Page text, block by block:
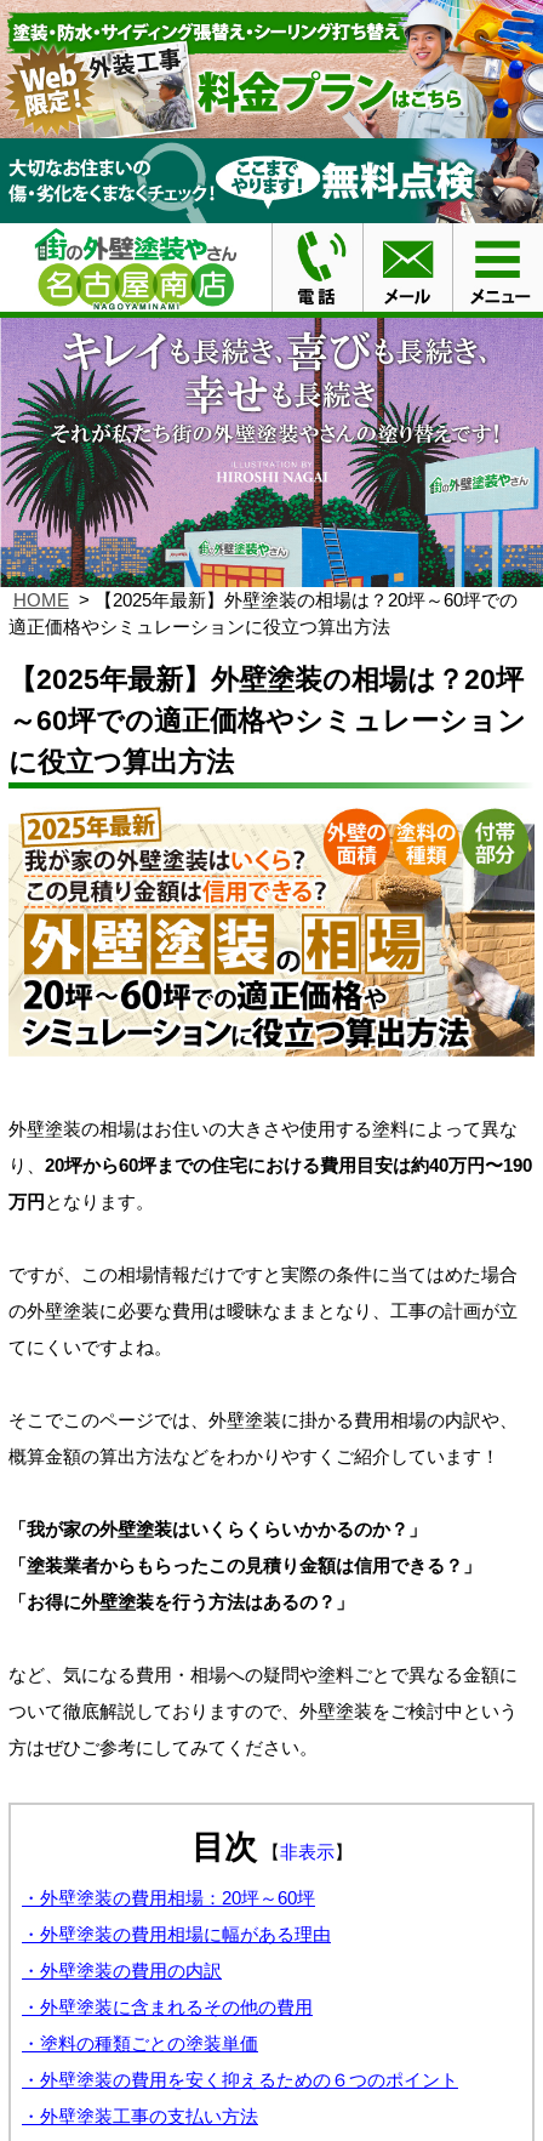
HOME
【2025年最新】外壁塗装の相場は？20坪～60坪での
適正価格やシミュレーションに役立つ算出方法
【2025年最新】外壁塗装の相場は？20坪
～60坪での適正価格やシミュレーション
に役立つ算出方法
外壁塗装の相場はお住いの大きさや使用する塗料によって異な
り、 20坪から60坪までの住宅における費用目安は約40万円〜190
万円 となります。
ですが、この相場情報だけですと実際の条件に当てはめた場合
の外壁塗装に必要な費用は曖昧なままとなり、工事の計画が立
てにくいですよね。
そこでこのページでは、外壁塗装に掛かる費用相場の内訳や、
概算金額の算出方法などをわかりやすくご紹介しています！
「我が家の外壁塗装はいくらくらいかかるのか？」
「塗装業者からもらったこの見積り金額は信用できる？」
「お得に外壁塗装を行う方法はあるの？」
など、気になる費用・相場への疑問や塗料ごとで異なる金額に
ついて徹底解説しておりますので、外壁塗装をご検討中という
方はぜひご参考にしてみてください。
目次 【非表示】
・外壁塗装の費用相場：20坪～60坪
・外壁塗装の費用相場に幅がある理由
・外壁塗装の費用の内訳
・外壁塗装に含まれるその他の費用
・塗料の種類ごとの塗装単価
・外壁塗装の費用を安く抑えるための６つのポイント
・外壁塗装工事の支払い方法